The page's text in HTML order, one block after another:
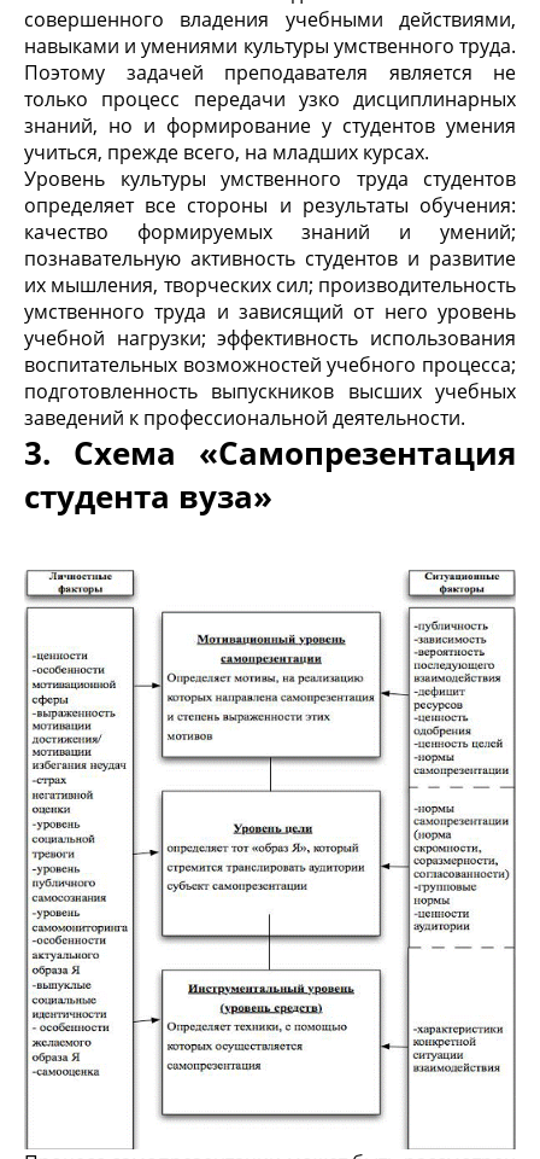
совершенного владения учебными действиями,
навыками и умениями культуры умственного труда.
Поэтому задачей преподавателя является не
только процесс передачи узко дисциплинарных
знаний, но и формирование у студентов умения
учиться, прежде всего, на младших курсах.
Уровень культуры умственного труда студентов
определяет все стороны и результаты обучения:
качество формируемых знаний и умений;
познавательную активность студентов и развитие
их мышления, творческих сил; производительность
умственного труда и зависящий от него уровень
учебной нагрузки; эффективность использования
воспитательных возможностей учебного процесса;
подготовленность выпускников высших учебных
заведений к профессиональной деятельности.
3. Схема «Самопрезентация
студента вуза»